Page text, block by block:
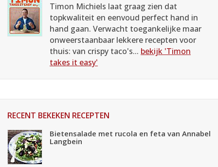
Timon Michiels laat graag zien dat
topkwaliteit en eenvoud perfect hand in
hand gaan. Verwacht toegankelijke maar
onweerstaanbaar lekkere recepten voor
thuis: van crispy taco's... bekijk 'Timon
takes it easy'
RECENT BEKEKEN RECEPTEN
Bietensalade met rucola en feta van Annabel
Langbein